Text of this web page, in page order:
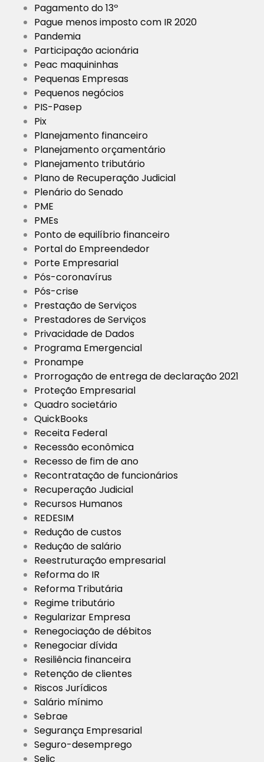
Pagamento do 13º
Pague menos imposto com IR 2020
Pandemia
Participação acionária
Peac maquininhas
Pequenas Empresas
Pequenos negócios
PIS-Pasep
Pix
Planejamento financeiro
Planejamento orçamentário
Planejamento tributário
Plano de Recuperação Judicial
Plenário do Senado
PME
PMEs
Ponto de equilíbrio financeiro
Portal do Empreendedor
Porte Empresarial
Pós-coronavírus
Pós-crise
Prestação de Serviços
Prestadores de Serviços
Privacidade de Dados
Programa Emergencial
Pronampe
Prorrogação de entrega de declaração 2021
Proteção Empresarial
Quadro societário
QuickBooks
Receita Federal
Recessão econômica
Recesso de fim de ano
Recontratação de funcionários
Recuperação Judicial
Recursos Humanos
REDESIM
Redução de custos
Redução de salário
Reestruturação empresarial
Reforma do IR
Reforma Tributária
Regime tributário
Regularizar Empresa
Renegociação de débitos
Renegociar dívida
Resiliência financeira
Retenção de clientes
Riscos Jurídicos
Salário mínimo
Sebrae
Segurança Empresarial
Seguro-desemprego
Selic